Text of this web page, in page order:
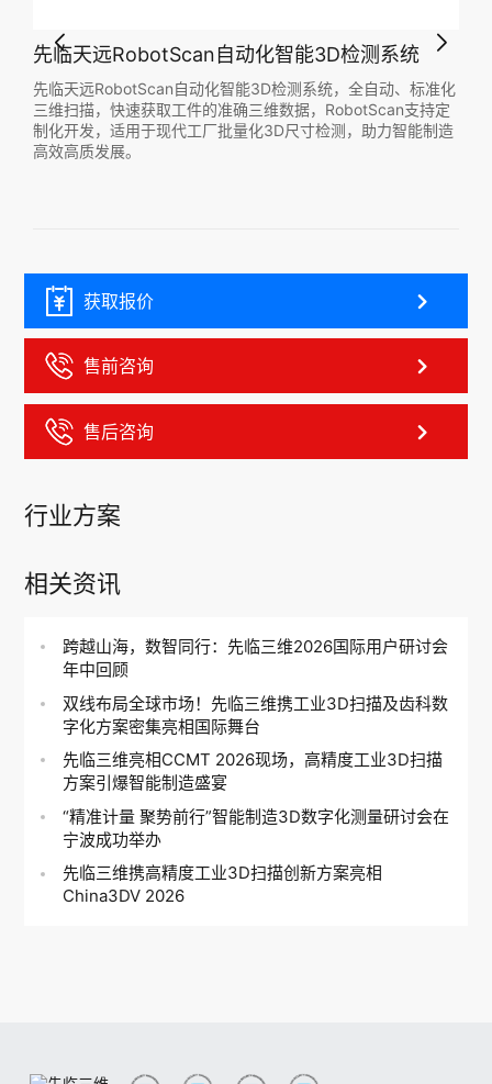
先临天远RobotScan自动化智能3D检测系统
先临天远RobotScan自动化智能3D检测系统，全自动、标准化
三维扫描，快速获取工件的准确三维数据，RobotScan支持定
制化开发，适用于现代工厂批量化3D尺寸检测，助力智能制造
高效高质发展。
获取报价
售前咨询
售后咨询
行业方案
相关资讯
跨越山海，数智同行：先临三维2026国际用户研讨会
年中回顾
双线布局全球市场！先临三维携工业3D扫描及齿科数
字化方案密集亮相国际舞台
先临三维亮相CCMT 2026现场，高精度工业3D扫描
方案引爆智能制造盛宴
“精准计量 聚势前行”智能制造3D数字化测量研讨会在
宁波成功举办
先临三维携高精度工业3D扫描创新方案亮相
China3DV 2026